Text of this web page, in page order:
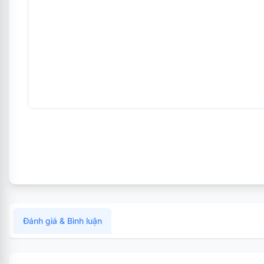
Đánh giá & Bình luận